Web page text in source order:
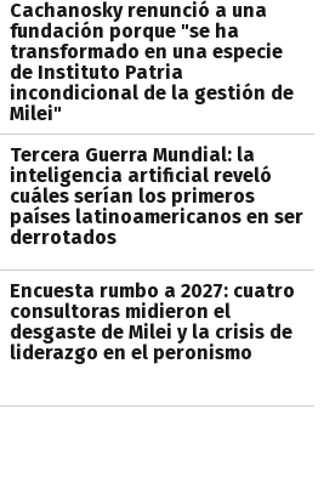
Cachanosky renunció a una
fundación porque "se ha
transformado en una especie
de Instituto Patria
incondicional de la gestión de
Milei"
Tercera Guerra Mundial: la
inteligencia artificial reveló
cuáles serían los primeros
países latinoamericanos en ser
derrotados
Encuesta rumbo a 2027: cuatro
consultoras midieron el
desgaste de Milei y la crisis de
liderazgo en el peronismo